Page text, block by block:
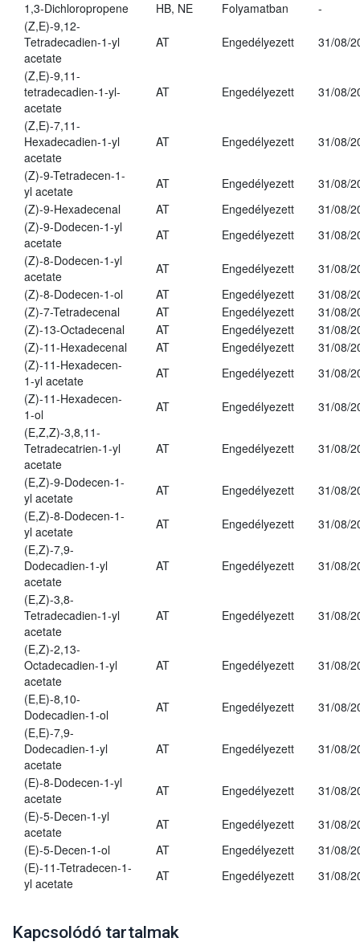
1,3-Dichloropropene HB, NE Folyamatban
-
(Z,E)-9,12-
Tetradecadien-1-yl
acetate
AT Engedélyezett 31/08/
(Z,E)-9,11-
tetradecadien-1-yl-
acetate
AT Engedélyezett 31/08/
(Z,E)-7,11-
Hexadecadien-1-yl
acetate
AT Engedélyezett 31/08/
(Z)-9-Tetradecen-1-
yl acetate
AT Engedélyezett
31/08/
(Z)-9-Hexadecenal
AT Engedélyezett
31/08/
(Z)-9-Dodecen-1-yl
acetate
AT Engedélyezett
31/08/
(Z)-8-Dodecen-1-yl
acetate
AT Engedélyezett
31/08/
(Z)-8-Dodecen-1-ol
AT Engedélyezett
31/08/
(Z)-7-Tetradecenal
AT Engedélyezett
31/08/
(Z)-13-Octadecenal
AT Engedélyezett
31/08/
(Z)-11-Hexadecenal
AT Engedélyezett
31/08/
(Z)-11-Hexadecen-
1-yl acetate
AT Engedélyezett
31/08/
(Z)-11-Hexadecen-
1-ol
AT Engedélyezett
31/08/
(E,Z,Z)-3,8,11-
Tetradecatrien-1-yl
acetate
AT Engedélyezett 31/08/
(E,Z)-9-Dodecen-1-
yl acetate
AT Engedélyezett
31/08/
(E,Z)-8-Dodecen-1-
yl acetate
AT Engedélyezett
31/08/
(E,Z)-7,9-
Dodecadien-1-yl
acetate
AT Engedélyezett 31/08/
(E,Z)-3,8-
Tetradecadien-1-yl
acetate
AT Engedélyezett 31/08/
(E,Z)-2,13-
Octadecadien-1-yl
acetate
AT Engedélyezett 31/08/
(E,E)-8,10-
Dodecadien-1-ol
AT Engedélyezett
31/08/
(E,E)-7,9-
Dodecadien-1-yl
acetate
AT Engedélyezett 31/08/
(E)-8-Dodecen-1-yl
acetate
AT Engedélyezett
31/08/
(E)-5-Decen-1-yl
acetate
AT Engedélyezett
31/08/
(E)-5-Decen-1-ol
AT Engedélyezett
31/08/
(E)-11-Tetradecen-1-
yl acetate
AT Engedélyezett 31/08/
Kapcsolódó tartalmak